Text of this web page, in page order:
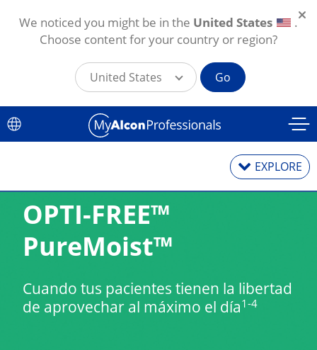
Pasar al contenido principal
EXPLORE
Lentes de contacto
OPTI-FREE™
PureMoist™
Cuando tus pacientes tienen la libertad
de aprovechar al máximo el día1-4
We noticed you might be in the United States
.
Choose content for your country or region?
United States Go